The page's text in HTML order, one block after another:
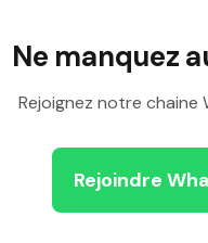
Ne manquez
Rejoignez notre chaine
Rejoindre